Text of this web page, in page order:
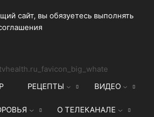
сайт, вы обязуетесь выполнять
РЕЦЕПТЫ ВИДЕО
О ТЕЛЕКАНАЛЕ